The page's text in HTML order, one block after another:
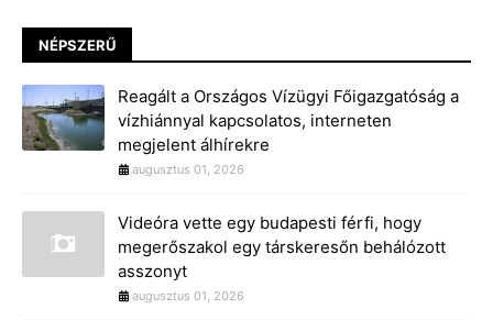
NÉPSZERŰ
Reagált a Országos Vízügyi Főigazgatóság a
vízhiánnyal kapcsolatos, interneten
megjelent álhírekre
augusztus 01, 2026
Videóra vette egy budapesti férfi, hogy
megerőszakol egy társkeresőn behálózott
asszonyt
augusztus 01, 2026